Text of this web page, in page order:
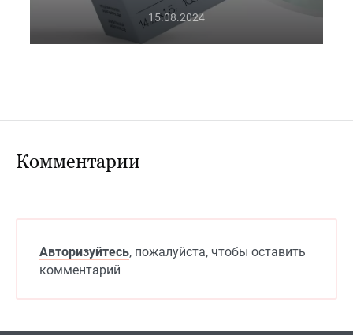
15.08.2024
Комментарии
Авторизуйтесь, пожалуйста, чтобы оставить
комментарий